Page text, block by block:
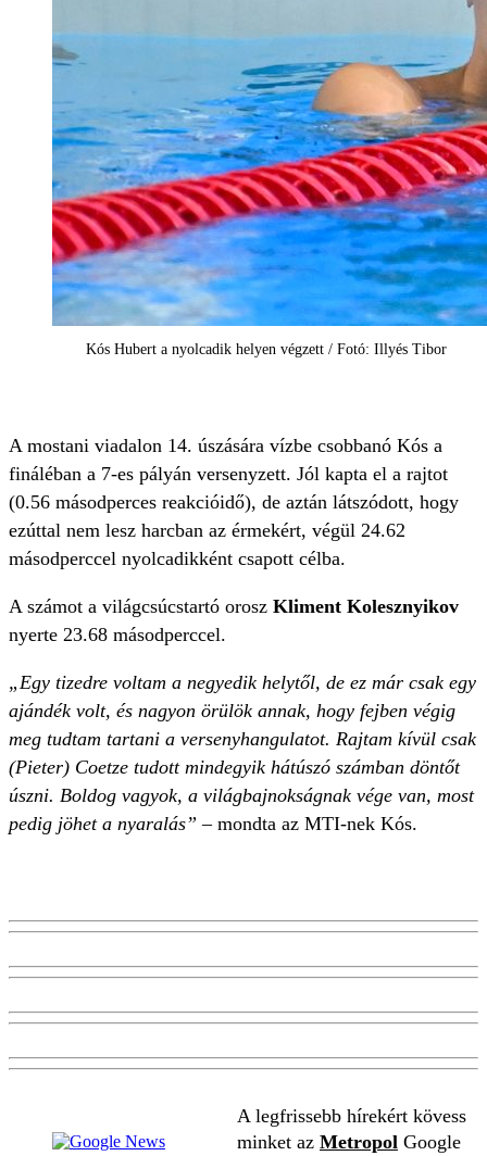
Kós Hubert a nyolcadik helyen végzett / Fotó: Illyés Tibor
A mostani viadalon 14. úszására vízbe csobbanó Kós a
fináléban a 7-es pályán versenyzett. Jól kapta el a rajtot
(0.56 másodperces reakcióidő), de aztán látszódott, hogy
ezúttal nem lesz harcban az érmekért, végül 24.62
másodperccel nyolcadikként csapott célba.
A számot a világcsúcstartó orosz Kliment Kolesznyikov
nyerte 23.68 másodperccel.
„Egy tizedre voltam a negyedik helytől, de ez már csak egy
ajándék volt, és nagyon örülök annak, hogy fejben végig
meg tudtam tartani a versenyhangulatot. Rajtam kívül csak
(Pieter) Coetze tudott mindegyik hátúszó számban döntőt
úszni. Boldog vagyok, a világbajnokságnak vége van, most
pedig jöhet a nyaralás” –mondta az MTI-nek Kós.
A legfrissebb hírekért kövess
minket az Metropol Google